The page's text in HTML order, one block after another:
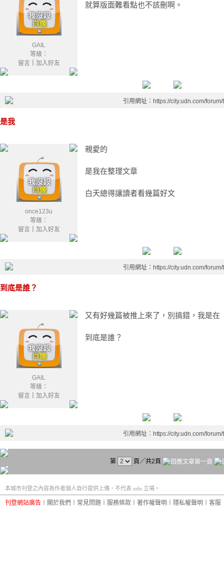
GAIL
等級：
留言｜ 加入好友
就算版面難看點也不該刪啊。
引用網址：https://city.udn.com/
是我
once123u
等級：
留言｜ 加入好友
親愛的
是我在整理文章
白天總得讓讀者看幾篇好文
引用網址：https://city.udn.com/
到底是誰？
GAIL
等級：
留言｜ 加入好友
又有好幾篇被推上來了，別搞錯，我是在
到底是誰？
引用網址：https://city.udn.com/
第 頁／共2頁
本城市刊登之內容為作者個人自行提供上傳，不代表 udn 立場。
刊登網站廣告 關於我們 常見問題 服務條款 著作權聲明 隱私權聲明 客服